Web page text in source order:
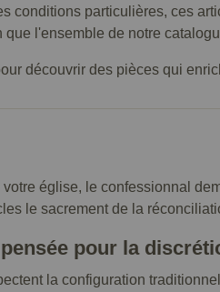
conditions particulières, ces
l'ensemble de notre
découvrir des pièces qui
église, le confessionnal
le sacrement de la
pour la
la configuration